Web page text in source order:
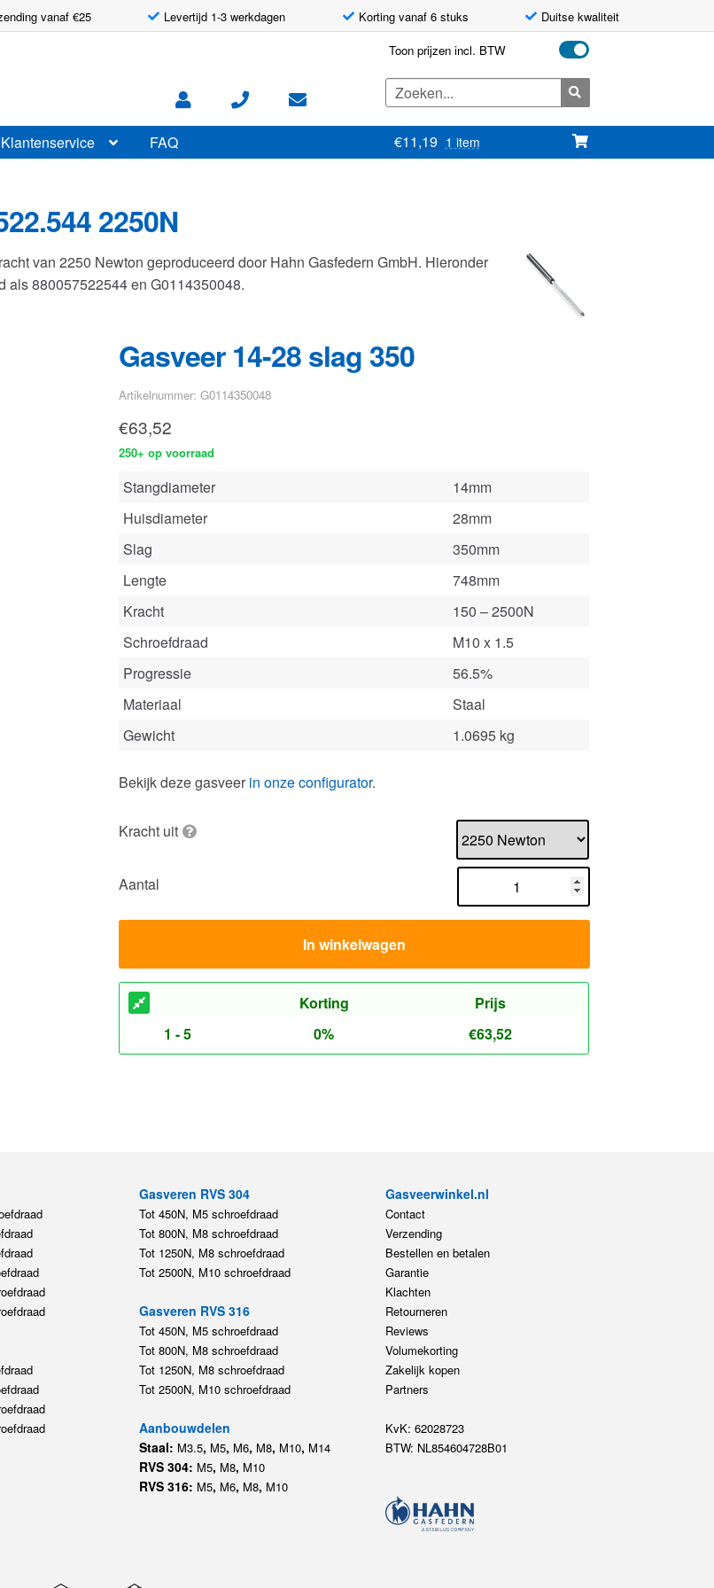
vanaf €25 Levertijd 1-3 werkdagen Korting vanaf 6 stuks Duitse kwaliteit
Toon prijzen incl. BTW
Zoeken
naar:
Klantenservice FAQ €11,19 1 item
2250N
van 2250 Newton geproduceerd door Hahn Gasfedern GmbH. Hieronder
als 880057522544 en G0114350048.
Gasveer 14-28 slag 350
Artikelnummer: G0114350048
€63,52
250+ op voorraad
Stangdiameter
14mm
Huisdiameter
28mm
Slag
350mm
Lengte
748mm
Kracht
150 – 2500N
Schroefdraad
M10 x 1.5
Progressie
56.5%
Materiaal
Staal
Gewicht
1.0695 kg
Bekijk deze gasveer in onze configurator.
Kracht uit
Aantal
In winkelwagen
Korting
Prijs
1 - 5
0% €63,52
Gasveren RVS 304
Tot 450N, M5 schroefdraad
Tot 800N, M8 schroefdraad
Tot 1250N, M8 schroefdraad
Tot 2500N, M10 schroefdraad
Gasveren RVS 316
Tot 450N, M5 schroefdraad
Tot 800N, M8 schroefdraad
Tot 1250N, M8 schroefdraad
Tot 2500N, M10 schroefdraad
Aanbouwdelen
Staal: M3.5, M5, M6, M8, M10, M14
RVS 304: M5, M8, M10
RVS 316: M5, M6, M8, M10
Gasveerwinkel.nl
Contact
Verzending
Bestellen en betalen
Garantie
Klachten
Retourneren
Reviews
Volumekorting
Zakelijk kopen
Partners
KvK: 62028723
BTW: NL854604728B01